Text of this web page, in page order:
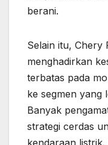
berani.
Selain itu, Chery
menghadirkan
terbatas pada
ke segmen yang
Banyak
strategi cerdas